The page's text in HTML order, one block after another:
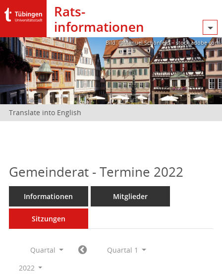
Rats­
informationen
Bild: @Manuel Schönfeld – stock.adobe.com
Translate into English
Gemeinderat - Termine 2022
Informationen Mitglieder
Sitzungen
Quartal
Quartal 1
2022